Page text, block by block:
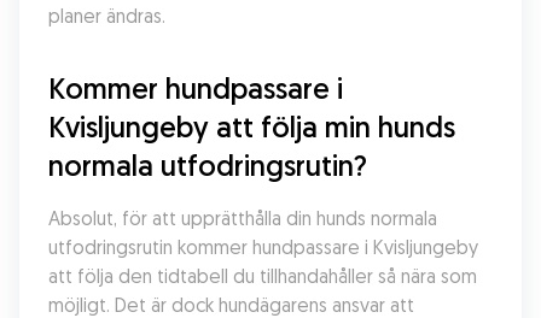
planer ändras.
Kommer hundpassare i
Kvisljungeby att följa min hunds
normala utfodringsrutin?
Absolut, för att upprätthålla din hunds normala
utfodringsrutin kommer hundpassare i Kvisljungeby
att följa den tidtabell du tillhandahåller så nära som
möjligt. Det är dock hundägarens ansvar att